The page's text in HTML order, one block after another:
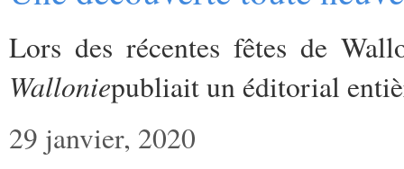
Lors des récentes fêtes de
Walloniepubliait un éditorial
29 janvier, 2020